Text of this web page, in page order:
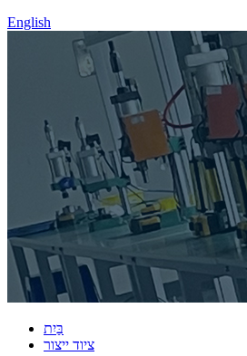
English
בַּיִת
ציוד ייצור